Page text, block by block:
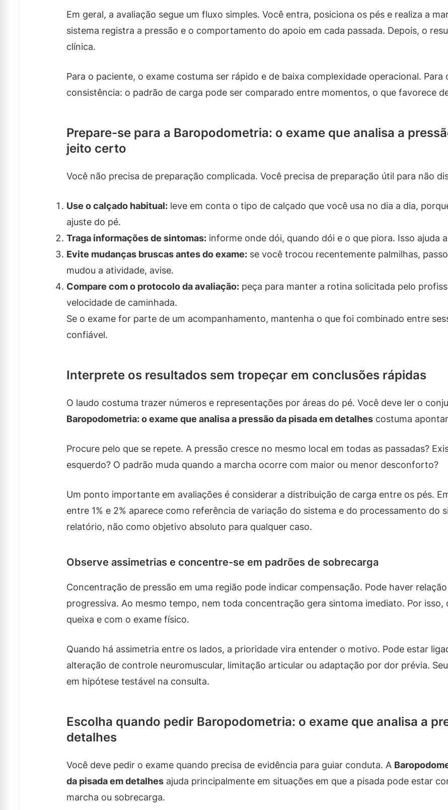
Em geral, a avaliação segue um fluxo simples. Você entra, posiciona os pés e realiza a
sistema registra a pressão e o comportamento do apoio em cada passada. Depois, o
clínica.
Para o paciente, o exame costuma ser rápido e de baixa complexidade operacional.
consistência: o padrão de carga pode ser comparado entre momentos, o que favorece
Prepare-se para a Baropodometria: o exame que analisa a
jeito certo
Você não precisa de preparação complicada. Você precisa de preparação útil para não
Use o calçado habitual: leve em conta o tipo de calçado que você usa no dia a dia,
ajuste do pé.
Traga informações de sintomas: informe onde dói, quando dói e o que piora. Isso ajuda
Evite mudanças bruscas antes do exame: se você trocou recentemente palmilhas,
mudou a atividade, avise.
Compare com o protocolo da avaliação: peça para manter a rotina solicitada pelo
velocidade de caminhada.
Se o exame for parte de um acompanhamento, mantenha o que foi combinado entre
confiável.
Interprete os resultados sem tropeçar em conclusões rápidas
O laudo costuma trazer números e representações por áreas do pé. Você deve ler o
Baropodometria: o exame que analisa a pressão da pisada em detalhes costuma
Procure pelo que se repete. A pressão cresce no mesmo local em todas as passadas?
esquerdo? O padrão muda quando a marcha ocorre com maior ou menor desconforto?
Um ponto importante em avaliações é considerar a distribuição de carga entre os pés.
entre 1% e 2% aparece como referência de variação do sistema e do processamento do
relatório, não como objetivo absoluto para qualquer caso.
Observe assimetrias e concentre-se em padrões de sobrecarga
Concentração de pressão em uma região pode indicar compensação. Pode haver
progressiva. Ao mesmo tempo, nem toda concentração gera sintoma imediato. Por
queixa e com o exame físico.
Quando há assimetria entre os lados, a prioridade vira entender o motivo. Pode estar
alteração de controle neuromuscular, limitação articular ou adaptação por dor prévia.
em hipótese testável na consulta.
Escolha quando pedir Baropodometria: o exame que analisa a
detalhes
Você deve pedir o exame quando precisa de evidência para guiar conduta. A
da pisada em detalhes ajuda principalmente em situações em que a pisada pode estar
marcha ou sobrecarga.